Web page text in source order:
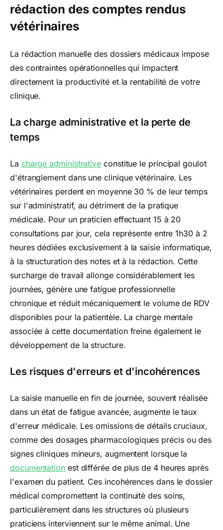
rédaction des comptes rendus
vétérinaires
La rédaction manuelle des dossiers médicaux impose
des contraintes opérationnelles qui impactent
directement la productivité et la rentabilité de votre
clinique.
La charge administrative et la perte de
temps
La charge administrative constitue le principal goulot
d'étranglement dans une clinique vétérinaire. Les
vétérinaires perdent en moyenne 30 % de leur temps
sur l'administratif, au détriment de la pratique
médicale. Pour un praticien effectuant 15 à 20
consultations par jour, cela représente entre 1h30 à 2
heures dédiées exclusivement à la saisie informatique,
à la structuration des notes et à la rédaction. Cette
surcharge de travail allonge considérablement les
journées, génère une fatigue professionnelle
chronique et réduit mécaniquement le volume de RDV
disponibles pour la patientèle. La charge mentale
associée à cette documentation freine également le
développement de la structure.
Les risques d'erreurs et d'incohérences
La saisie manuelle en fin de journée, souvent réalisée
dans un état de fatigue avancée, augmente le taux
d'erreur médicale. Les omissions de détails cruciaux,
comme des dosages pharmacologiques précis ou des
signes cliniques mineurs, augmentent lorsque la
documentationest différée de plus de 4 heures après
l'examen du patient. Ces incohérences dans le dossier
médical compromettent la continuité des soins,
particulièrement dans les structures où plusieurs
praticiens interviennent sur le même animal. Une